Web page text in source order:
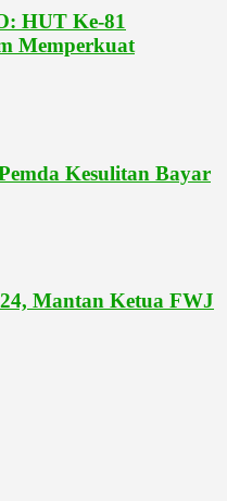
HUT Ke-81
Memperkuat
Kesulitan Bayar
Mantan Ketua FWJ